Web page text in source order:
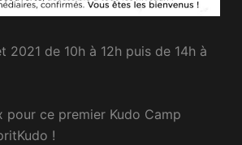
2021 de 10h à 12h puis de 14h à
pour ce premier Kudo Camp
!